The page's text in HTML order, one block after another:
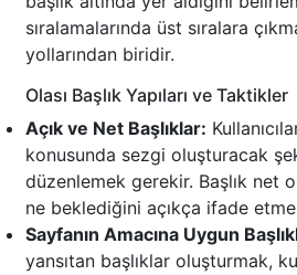
sıralamalarında üst sıralara
yollarından biridir.
Olası Başlık Yapıları ve Taktikler
Açık ve Net Başlıklar:
konusunda sezgi oluşturacak
düzenlemek gerekir. Başlık net
ne beklediğini açıkça ifade
Sayfanın Amacına Uygun
yansıtan başlıklar oluşturmak,